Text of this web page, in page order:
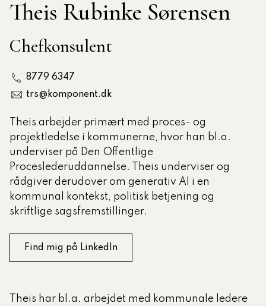
Theis Rubinke Sørensen
Chefkonsulent
8779 6347
trs@komponent.dk
Theis arbejder primært med proces- og
projektledelse i kommunerne, hvor han bl.a.
underviser på Den Offentlige
Proceslederuddannelse. Theis underviser og
rådgiver derudover om generativ AI i en
kommunal kontekst, politisk betjening og
skriftlige sagsfremstillinger.
Find mig på LinkedIn
Theis har bl.a. arbejdet med kommunale ledere
moduler – Kommunom